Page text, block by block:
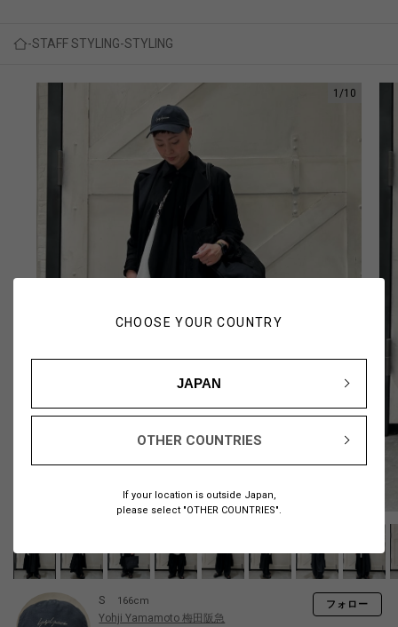
CHOOSE YOUR COUNTRY
JAPAN
OTHER COUNTRIES
If your location is outside Japan,
please select "OTHER COUNTRIES".
STAFF STYLING STYLING
1 /10
S 166cm
Yohji Yamamoto 梅田阪急
フォロー